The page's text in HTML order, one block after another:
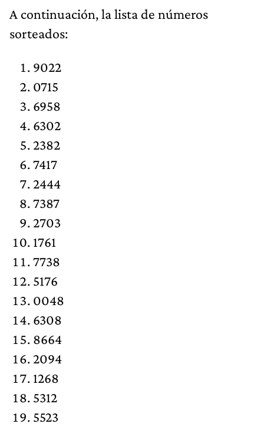
​A continuación, la lista de números
sorteados:
9022
0715
6958
6302
2382
7417
2444
7387
2703
1761
7738
5176
0048
6308
8664
2094
1268
5312
5523